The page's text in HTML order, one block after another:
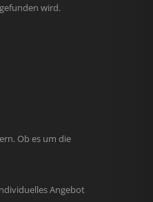
wird.
Ob es um die
Angebot